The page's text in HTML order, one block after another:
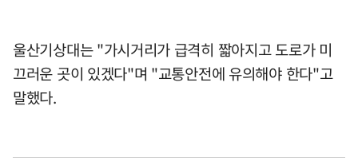
울산기상대는 "가시거리가 급격히 짧아지고 도로가 미
끄러운 곳이 있겠다"며 "교통안전에 유의해야 한다"고
말했다.